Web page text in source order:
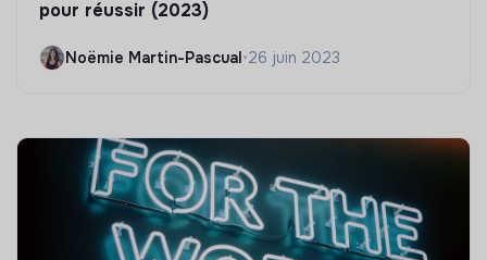
pour réussir (2023)
Noëmie Martin-Pascual•26 juin 2023